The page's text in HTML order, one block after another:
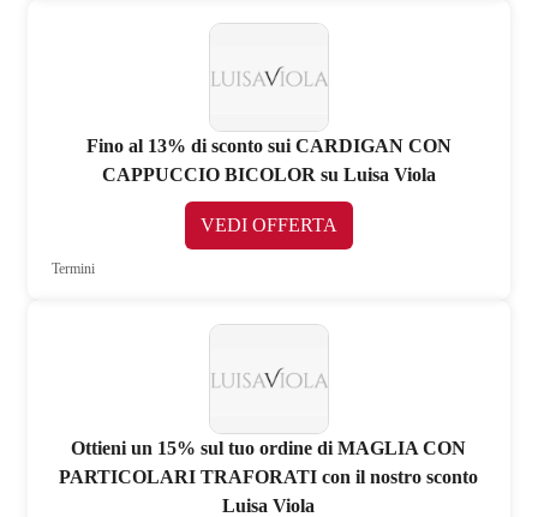
Fino al 13% di sconto sui CARDIGAN CON
CAPPUCCIO BICOLOR su Luisa Viola
VEDI OFFERTA
Termini
Ottieni un 15% sul tuo ordine di MAGLIA CON
PARTICOLARI TRAFORATI con il nostro sconto
Luisa Viola